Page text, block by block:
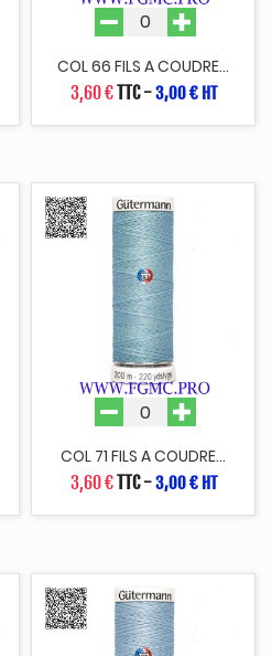
COL 66 FILS A COUDRE...
3,60 €TTC-3,00 € HT
COL 71 FILS A COUDRE...
3,60 €TTC-3,00 € HT